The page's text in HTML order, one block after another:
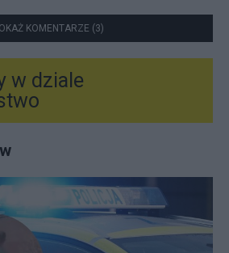
KOMENTARZE (3)
w dziale